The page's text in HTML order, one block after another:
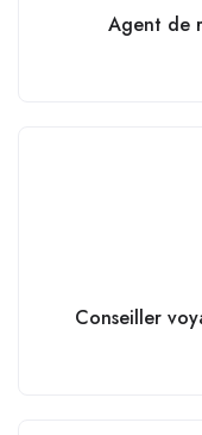
Agent de
Conseiller